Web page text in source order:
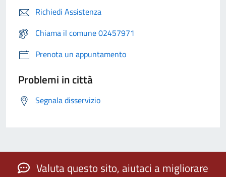
Richiedi Assistenza
Chiama il comune 02457971
Prenota un appuntamento
Problemi in città
Segnala disservizio
Valuta questo sito, aiutaci a migliorare